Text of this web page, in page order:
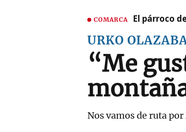
COMARCA El párroco
URKO
“Me
Nos vamos de ruta